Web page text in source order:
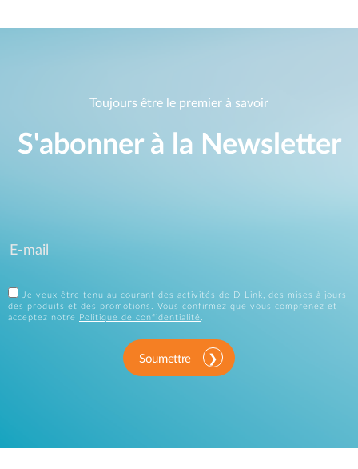
Toujours être le premier à savoir
S'abonner à la Newsletter
Je veux être tenu au courant des activités de D-Link, des mises à jours
des produits et des promotions. Vous confirmez que vous comprenez et
acceptez notre
Politique de confidentialité
Soumettre